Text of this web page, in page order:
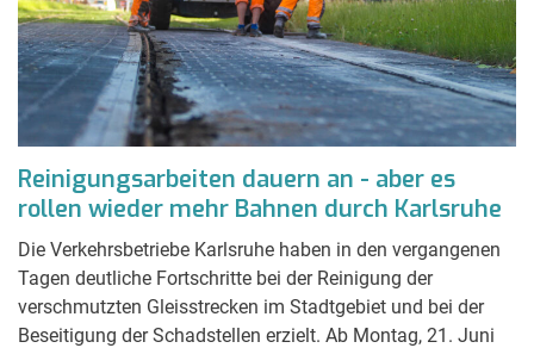
Reinigungsarbeiten dauern an - aber es
rollen wieder mehr Bahnen durch Karlsruhe
Die Verkehrsbetriebe Karlsruhe haben in den vergangenen
Tagen deutliche Fortschritte bei der Reinigung der
verschmutzten Gleisstrecken im Stadtgebiet und bei der
Beseitigung der Schadstellen erzielt. Ab Montag, 21. Juni